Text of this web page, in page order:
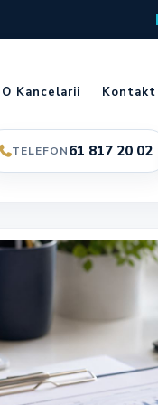
O Kancelarii Kontakt
TELEFON61 817 20 02